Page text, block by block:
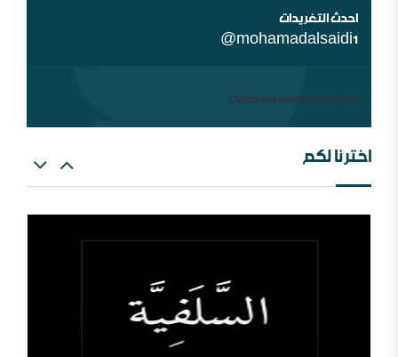
احدث التغريدات
@mohamadalsaidi1
Could not authenticate you.
اخترنا لكم
العالم الإسلامي والمؤامرة القادمة